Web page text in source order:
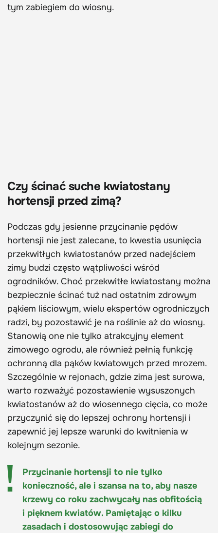
tym zabiegiem do wiosny.
Czy ścinać suche kwiatostany
hortensji przed zimą?
Podczas gdy jesienne przycinanie pędów
hortensji nie jest zalecane, to kwestia usunięcia
przekwitłych kwiatostanów przed nadejściem
zimy budzi często wątpliwości wśród
ogrodników. Choć przekwitłe kwiatostany można
bezpiecznie ścinać tuż nad ostatnim zdrowym
pąkiem liściowym, wielu ekspertów ogrodniczych
radzi, by pozostawić je na roślinie aż do wiosny.
Stanowią one nie tylko atrakcyjny element
zimowego ogrodu, ale również pełnią funkcję
ochronną dla pąków kwiatowych przed mrozem.
Szczególnie w rejonach, gdzie zima jest surowa,
warto rozważyć pozostawienie wysuszonych
kwiatostanów aż do wiosennego cięcia, co może
przyczynić się do lepszej ochrony hortensji i
zapewnić jej lepsze warunki do kwitnienia w
kolejnym sezonie.
Przycinanie hortensji to nie tylko
konieczność, ale i szansa na to, aby nasze
krzewy co roku zachwycały nas obfitością
i pięknem kwiatów. Pamiętając o kilku
zasadach i dostosowując zabiegi do